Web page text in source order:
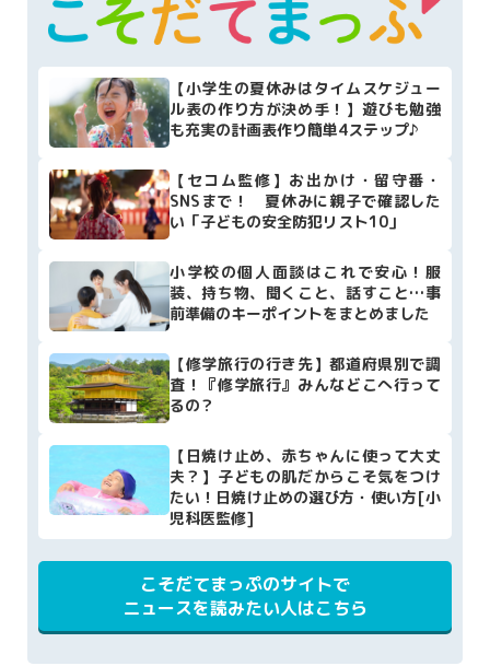
【小学生の夏休みはタイムスケジュー
ル表の作り方が決め手！】遊びも勉強
も充実の計画表作り簡単4ステップ♪
【セコム監修】お出かけ・留守番・
SNSまで！ 夏休みに親子で確認した
い「子どもの安全防犯リスト10」
小学校の個人面談はこれで安心！服
装、持ち物、聞くこと、話すこと…事
前準備のキーポイントをまとめました
【修学旅行の行き先】都道府県別で調
査！『修学旅行』みんなどこへ行って
るの？
【日焼け止め、赤ちゃんに使って大丈
夫？】子どもの肌だからこそ気をつけ
たい！日焼け止めの選び方・使い方[小
児科医監修]
こそだてまっぷのサイトで
ニュースを読みたい人はこちら